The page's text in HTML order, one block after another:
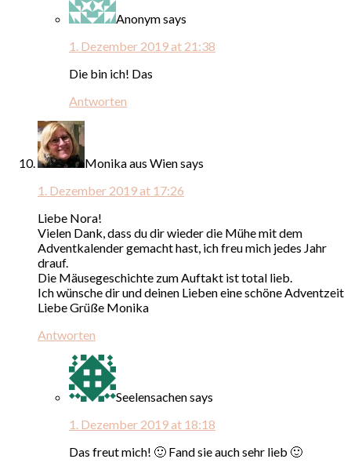
Anonymsays
1. Dezember 2019 at 21:38
Die bin ich! Das
Antworten
Monika aus Wiensays
1. Dezember 2019 at 17:26
Liebe Nora!
Vielen Dank, dass du dir wieder die Mühe mit dem
Adventkalender gemacht hast, ich freu mich jedes Jahr
drauf.
Die Mäusegeschichte zum Auftakt ist total lieb.
Ich wünsche dir und deinen Lieben eine schöne Adventzeit
Liebe Grüße Monika
Antworten
Seelensachensays
1. Dezember 2019 at 18:18
Das freut mich! 🙂 Fand sie auch sehr lieb 🙂